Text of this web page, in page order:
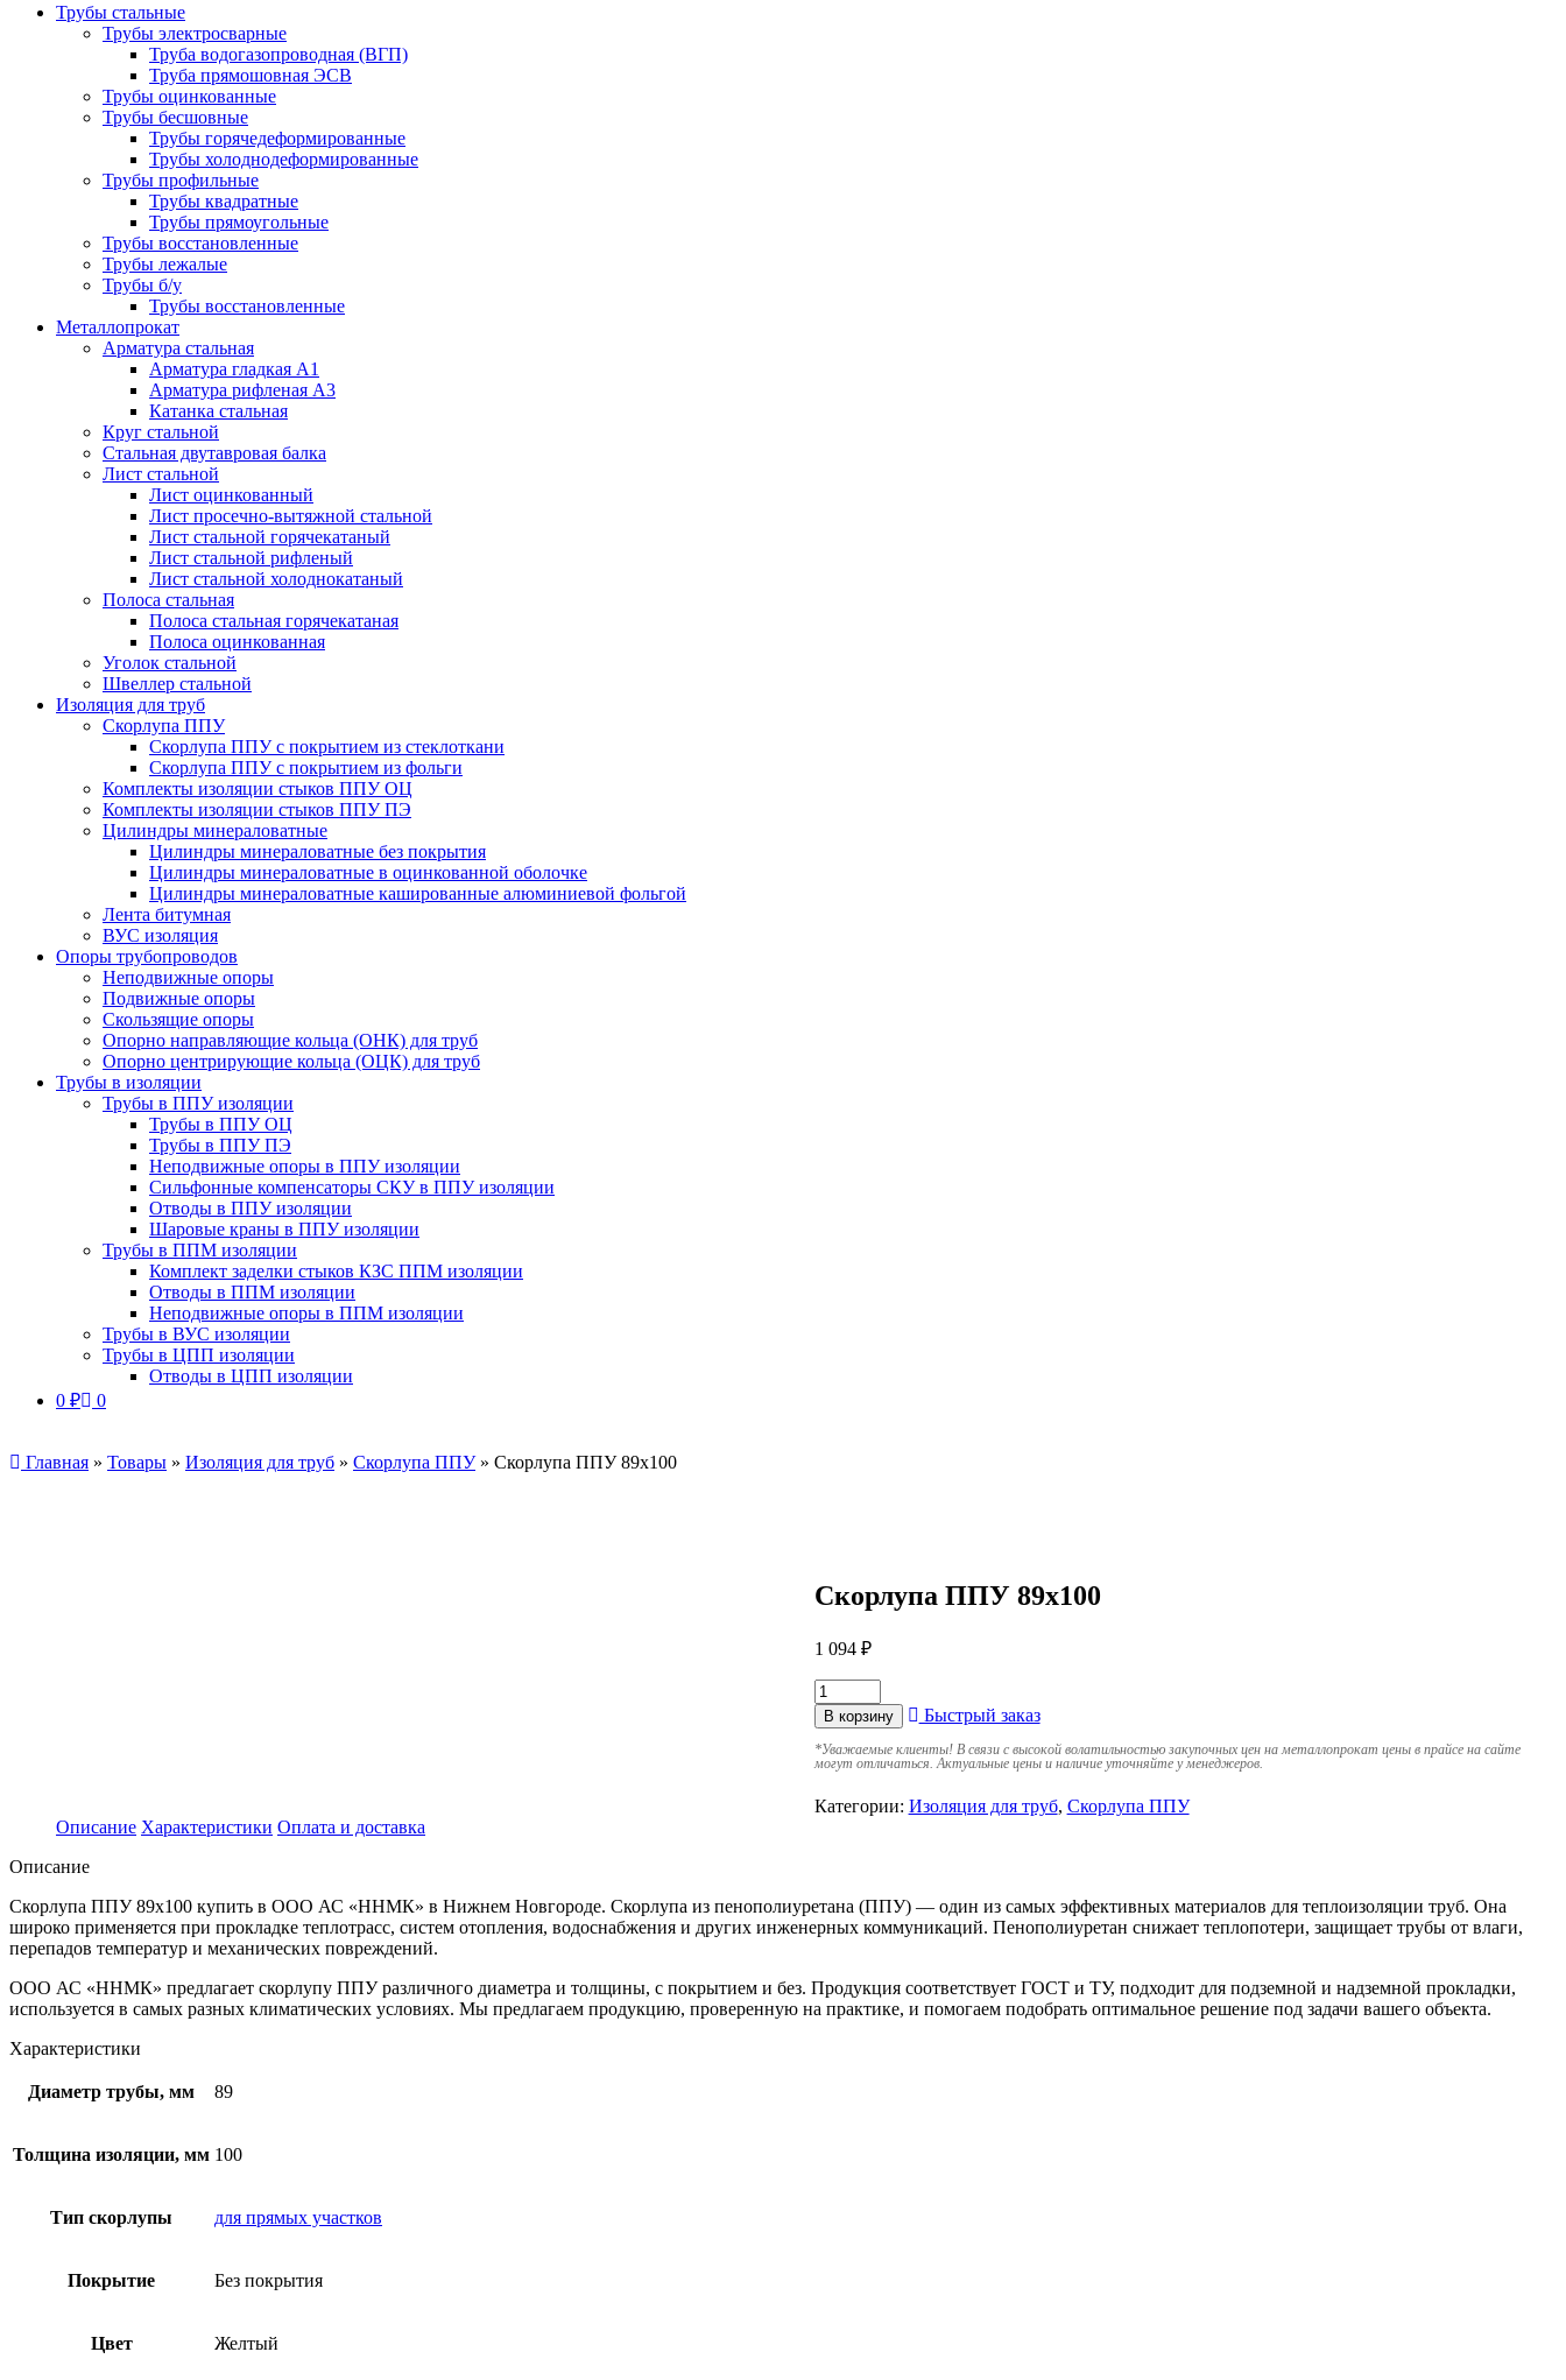
Трубы стальные
Трубы электросварные
Труба водогазопроводная (ВГП)
Труба прямошовная ЭСВ
Трубы оцинкованные
Трубы бесшовные
Трубы горячедеформированные
Трубы холоднодеформированные
Трубы профильные
Трубы квадратные
Трубы прямоугольные
Трубы восстановленные
Трубы лежалые
Трубы б/у
Трубы восстановленные
Металлопрокат
Арматура стальная
Арматура гладкая А1
Арматура рифленая А3
Катанка стальная
Круг стальной
Стальная двутавровая балка
Лист стальной
Лист оцинкованный
Лист просечно-вытяжной стальной
Лист стальной горячекатаный
Лист стальной рифленый
Лист стальной холоднокатаный
Полоса стальная
Полоса стальная горячекатаная
Полоса оцинкованная
Уголок стальной
Швеллер стальной
Изоляция для труб
Скорлупа ППУ
Скорлупа ППУ с покрытием из стеклоткани
Скорлупа ППУ с покрытием из фольги
Комплекты изоляции стыков ППУ ОЦ
Комплекты изоляции стыков ППУ ПЭ
Цилиндры минераловатные
Цилиндры минераловатные без покрытия
Цилиндры минераловатные в оцинкованной оболочке
Цилиндры минераловатные кашированные алюминиевой фольгой
Лента битумная
ВУС изоляция
Опоры трубопроводов
Неподвижные опоры
Подвижные опоры
Скользящие опоры
Опорно направляющие кольца (ОНК) для труб
Опорно центрирующие кольца (ОЦК) для труб
Трубы в изоляции
Трубы в ППУ изоляции
Трубы в ППУ ОЦ
Трубы в ППУ ПЭ
Неподвижные опоры в ППУ изоляции
Сильфонные компенсаторы СКУ в ППУ изоляции
Отводы в ППУ изоляции
Шаровые краны в ППУ изоляции
Трубы в ППМ изоляции
Комплект заделки стыков КЗС ППМ изоляции
Отводы в ППМ изоляции
Неподвижные опоры в ППМ изоляции
Трубы в ВУС изоляции
Трубы в ЦПП изоляции
Отводы в ЦПП изоляции
0 ₽ 0
Главная » Товары » Изоляция для труб » Скорлупа ППУ» Скорлупа ППУ 89х100
Скорлупа ППУ 89х100
1 094 ₽
В корзину Быстрый заказ
*Уважаемые клиенты! В связи с высокой волатильностью закупочных цен на металлопрокат цены в прайсе на сайте
могут отличаться. Актуальные цены и наличие уточняйте у менеджеров.
Категории: Изоляция для труб, Скорлупа ППУ
Описание Характеристики Оплата и доставка
Описание
Скорлупа ППУ 89х100 купить в ООО АС «ННМК» в Нижнем Новгороде. Скорлупа из пенополиуретана (ППУ) — один из самых эффективных материалов для теплоизоляции труб. Она
широко применяется при прокладке теплотрасс, систем отопления, водоснабжения и других инженерных коммуникаций. Пенополиуретан снижает теплопотери, защищает трубы от влаги,
перепадов температур и механических повреждений.
ООО АС «ННМК» предлагает скорлупу ППУ различного диаметра и толщины, с покрытием и без. Продукция соответствует ГОСТ и ТУ, подходит для подземной и надземной прокладки,
используется в самых разных климатических условиях. Мы предлагаем продукцию, проверенную на практике, и помогаем подобрать оптимальное решение под задачи вашего объекта.
Характеристики
Диаметр трубы, мм 89
Толщина изоляции, мм 100
Тип скорлупы для прямых участков
Покрытие Без покрытия
Цвет Желтый